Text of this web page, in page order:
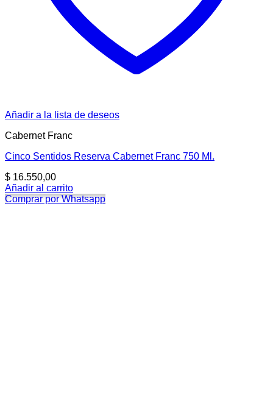
Añadir a la lista de deseos
Cabernet Franc
Cinco Sentidos Reserva Cabernet Franc 750 Ml.
$ 16.550,00
Añadir al carrito
Comprar por Whatsapp